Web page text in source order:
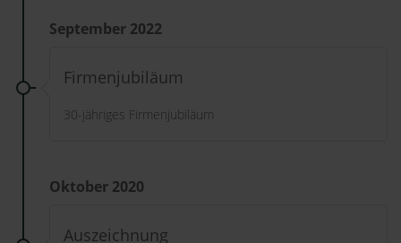
September 2022
Firmenjubiläum
30-jähriges Firmenjubiläum
Oktober 2020
Auszeichnung